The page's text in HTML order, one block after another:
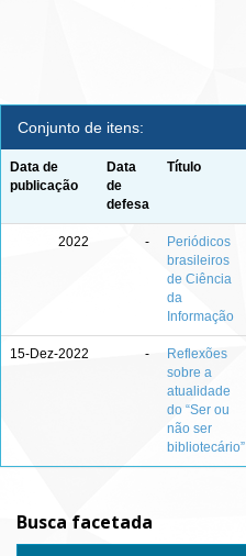
Conjunto de itens:
Data de
publicação
Data
de
defesa
Título
2022 -
Periódicos
brasileiros
de Ciência
da
Informação
15-Dez-2022 -
Reflexões
sobre a
atualidade
do “Ser ou
não ser
bibliotecário”
Busca facetada